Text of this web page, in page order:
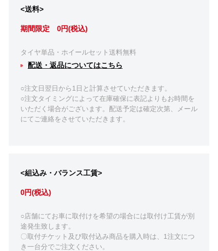
<送料>
期間限定 0円(税込)
タイヤ単品・ホイールセット送料無料
配送・返品についてはこちら
○注文日翌日から1日と計算させていただきます。
○注文タイミングによって在庫確保に表記よりもお時間を
いただく場合がございます。配送予定は確定次第、メール
にてご連絡をさせていただきます。
<組込み・バランス工賃>
0円(税込)
○店舗にてお車に取付けを希望の場合には取付け工賃が別
途発生致します。
〇取付チケット及び取付込み商品を購入時は、1注文につ
き一台分でご注文ください。